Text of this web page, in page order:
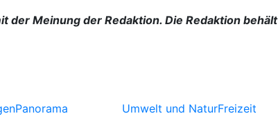
Meinung der Redaktion. Die Redaktion
Panorama Umwelt und NaturFreizeit